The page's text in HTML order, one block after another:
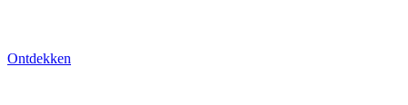
Ontdekken